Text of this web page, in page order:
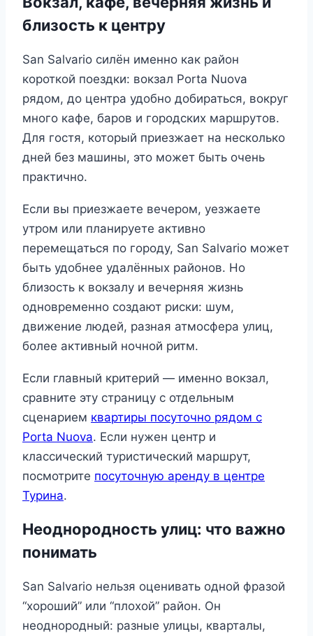
близость к центру
San Salvario силён именно как район
короткой поездки: вокзал Porta Nuova
рядом, до центра удобно добираться, вокруг
много кафе, баров и городских маршрутов.
Для гостя, который приезжает на несколько
дней без машины, это может быть очень
практично.
Если вы приезжаете вечером, уезжаете
утром или планируете активно
перемещаться по городу, San Salvario может
быть удобнее удалённых районов. Но
близость к вокзалу и вечерняя жизнь
одновременно создают риски: шум,
движение людей, разная атмосфера улиц,
более активный ночной ритм.
Если главный критерий — именно вокзал,
сравните эту страницу с отдельным
сценарием квартиры посуточно рядом с
Porta Nuova. Если нужен центр и
классический туристический маршрут,
посмотрите посуточную аренду в центре
Турина.
Неоднородность улиц: что важно
понимать
San Salvario нельзя оценивать одной фразой
“хороший” или “плохой” район. Он
неоднородный: разные улицы, кварталы,